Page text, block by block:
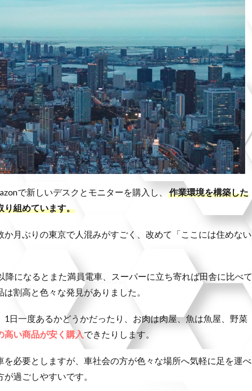
で新しいデスクとモニターを購入し、 作業環境を構築した
り組めています。
か月ぶりの東京で人混みがすごく、改めて「ここには住めない
降になるとまた満員電車、スーパーに立ち寄れば田舎に比べて
割高と色々な発見がありました。
1日一度あるかどうかだったり、お肉は肉屋、魚は魚屋、野菜
高い商品が安く購入できたりします。
を必要としますが、車社会の方が色々な場所へ気軽に足を運べ
過ごしやすいです。